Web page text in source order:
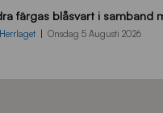
Herrlaget Onsdag 5 Augusti 2026